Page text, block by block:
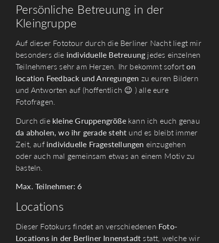
Persönliche Betreuung in der
Kleingruppe
Auf dieser Fototour durch die Berliner Nacht liegt mir
besonders die individuelle Betreuung jedes einzelnen
Teilnehmers sehr am Herzen. Ihr bekommt soforton
location Feedback und Anregungen zu euren Bildern
und Antworten auf (hoffentlich 😉 ) alle eure
Fotofragen.
Durch die kleine Gruppengrößekann ich euch genau
da abholen, wo ihr gerade steht und es bleibt immer
Zeit, auf individuelle Fragestellungen einzugehen
oder auch mal gemeinsam etwas an einem Motiv zu
basteln.
Max. Teilnehmer: 6
Locations
Dieser Fotokurs findet an verschiedenen Foto-
Locations in der Berliner Innenstadt statt, welche wir